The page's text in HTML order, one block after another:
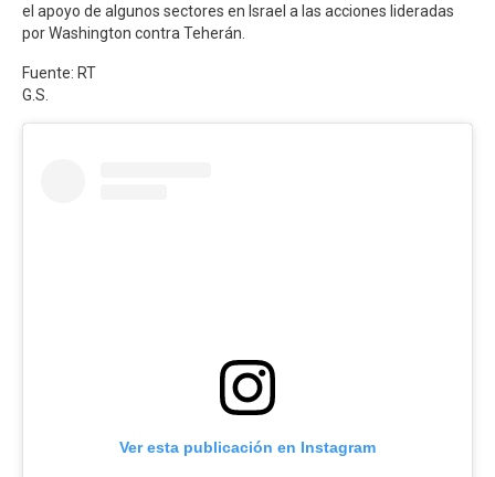
el apoyo de algunos sectores en Israel a las acciones lideradas
por Washington contra Teherán.
Fuente: RT
G.S.
Ver esta publicación en Instagram